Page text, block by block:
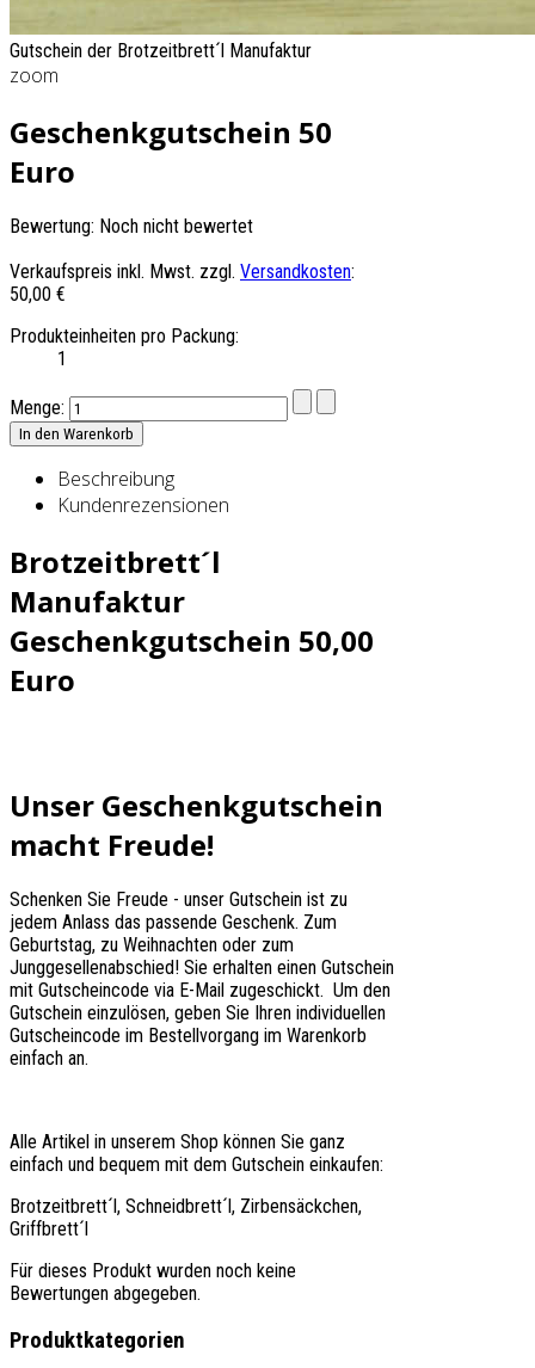
Gutschein der Brotzeitbrett´l Manufaktur
zoom
Geschenkgutschein 50
Euro
Bewertung: Noch nicht bewertet
Verkaufspreis inkl. Mwst. zzgl. Versandkosten:
50,00 €
Produkteinheiten pro Packung:
1
Menge:
Beschreibung
Kundenrezensionen
Brotzeitbrett´l
Manufaktur
Geschenkgutschein 50,00
Euro
Unser Geschenkgutschein
macht Freude!
Schenken Sie Freude - unser Gutschein ist zu
jedem Anlass das passende Geschenk. Zum
Geburtstag, zu Weihnachten oder zum
Junggesellenabschied! Sie erhalten einen Gutschein
mit Gutscheincode via E-Mail zugeschickt. Um den
Gutschein einzulösen, geben Sie Ihren individuellen
Gutscheincode im Bestellvorgang im Warenkorb
einfach an.
Alle Artikel in unserem Shop können Sie ganz
einfach und bequem mit dem Gutschein einkaufen:
Brotzeitbrett´l, Schneidbrett´l, Zirbensäckchen,
Griffbrett´l
Für dieses Produkt wurden noch keine
Bewertungen abgegeben.
Produktkategorien